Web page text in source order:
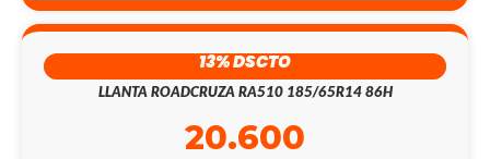
13% DSCTO
LLANTA ROADCRUZA RA510 185/65R14 86H
20.600